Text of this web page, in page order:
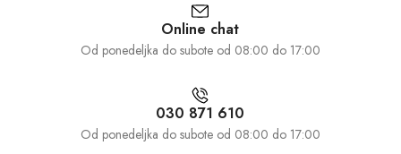
Online chat
Od ponedeljka do subote od 08:00 do 17:00
030 871 610
Od ponedeljka do subote od 08:00 do 17:00